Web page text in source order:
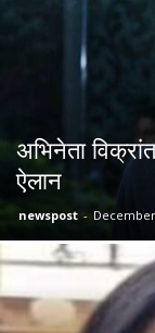
अभिनेता
ऐलान
newspost -